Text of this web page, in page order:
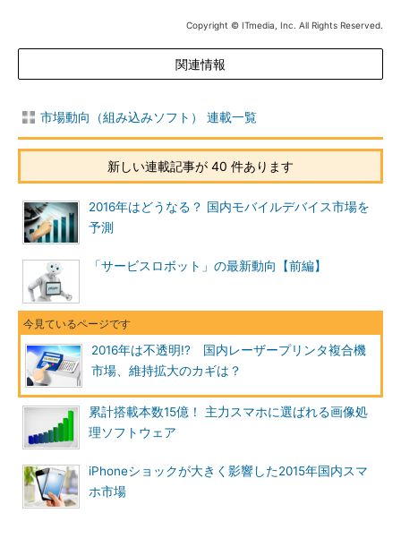
Copyright © ITmedia, Inc. All Rights Reserved.
関連情報
市場動向（組み込みソフト） 連載一覧
新しい連載記事が 40 件あります
2016年はどうなる？ 国内モバイルデバイス市場を
予測
「サービスロボット」の最新動向【前編】
2016年は不透明!? 国内レーザープリンタ複合機
市場、維持拡大のカギは？
累計搭載本数15億！ 主力スマホに選ばれる画像処
理ソフトウェア
iPhoneショックが大きく影響した2015年国内スマ
ホ市場